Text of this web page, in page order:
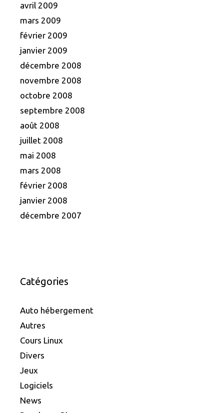
avril 2009
mars 2009
février 2009
janvier 2009
décembre 2008
novembre 2008
octobre 2008
septembre 2008
août 2008
juillet 2008
mai 2008
mars 2008
février 2008
janvier 2008
décembre 2007
Catégories
Auto hébergement
Autres
Cours Linux
Divers
Jeux
Logiciels
News